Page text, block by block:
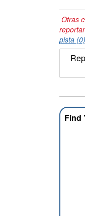
Otras
pista (0)
Find